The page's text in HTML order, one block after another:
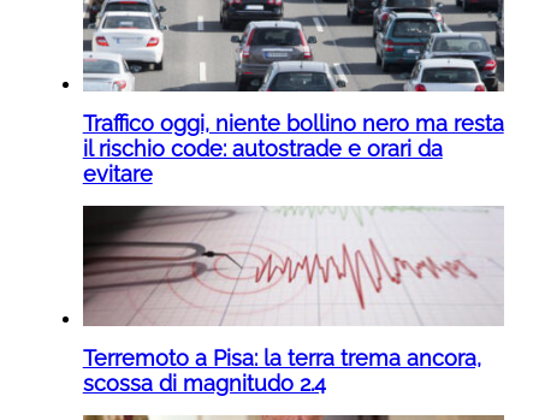
Traffico oggi, niente bollino nero ma resta
il rischio code: autostrade e orari da
evitare
Terremoto a Pisa: la terra trema ancora,
scossa di magnitudo 2.4